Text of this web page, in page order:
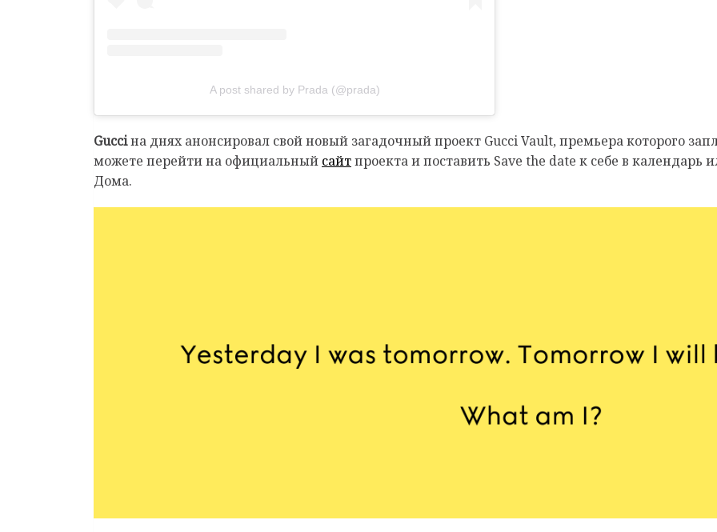
A post shared by Prada (@prada)
Gucciна днях анонсировал свой новый загадочный проект Gucci Vault, премьера которого
можете перейти на официальный сайтпроекта и поставить Save the date к себе в
Дома.